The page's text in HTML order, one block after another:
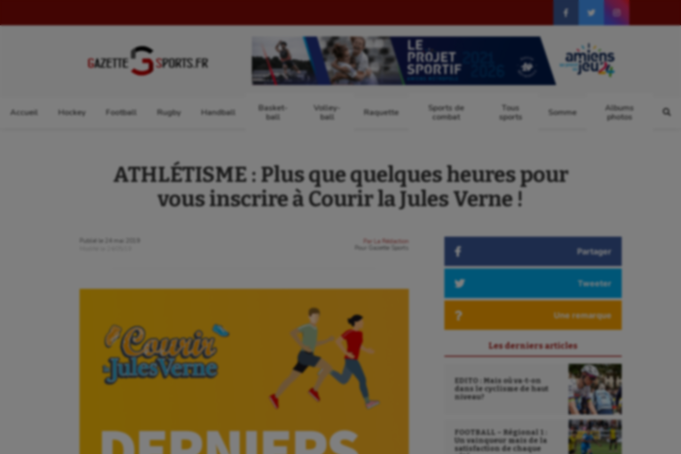
Accueil Hockey Football Rugby Handball
Basket-
ball
Volley-
ball
Raquette
Sports de
combat
Tous
sports
Somme
Albums
photos
ATHLÉTISME : Plus que quelques heures pour
vous inscrire à Courir la Jules Verne !
Publié le
24 mai 2019
Par
La Rédaction
Gazette Sports Partager
Tweeter
Une remarque
Les derniers articles
EDITO : Mais où va-t-on
dans le cyclisme de haut
niveau?
FOOTBALL – Régional 1 :
Un vainqueur mais de la
satisfaction de chaque